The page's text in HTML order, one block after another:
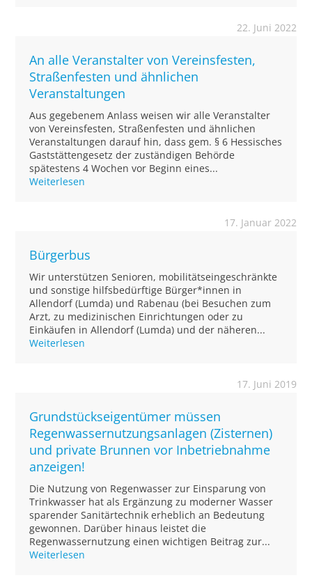
22. Juni 2022
An alle Veranstalter von Vereinsfesten,
Straßenfesten und ähnlichen
Veranstaltungen
Aus gegebenem Anlass weisen wir alle Veranstalter
von Vereinsfesten, Straßenfesten und ähnlichen
Veranstaltungen darauf hin, dass gem. § 6 Hessisches
Gaststättengesetz der zuständigen Behörde
spätestens 4 Wochen vor Beginn eines...
Weiterlesen
17. Januar 2022
Bürgerbus
Wir unterstützen Senioren, mobilitätseingeschränkte
und sonstige hilfsbedürftige Bürger*innen in
Allendorf (Lumda) und Rabenau (bei Besuchen zum
Arzt, zu medizinischen Einrichtungen oder zu
Einkäufen in Allendorf (Lumda) und der näheren...
Weiterlesen
17. Juni 2019
Grundstückseigentümer müssen
Regenwassernutzungsanlagen (Zisternen)
und private Brunnen vor Inbetriebnahme
anzeigen!
Die Nutzung von Regenwasser zur Einsparung von
Trinkwasser hat als Ergänzung zu moderner Wasser
sparender Sanitärtechnik erheblich an Bedeutung
gewonnen. Darüber hinaus leistet die
Regenwassernutzung einen wichtigen Beitrag zur...
Weiterlesen